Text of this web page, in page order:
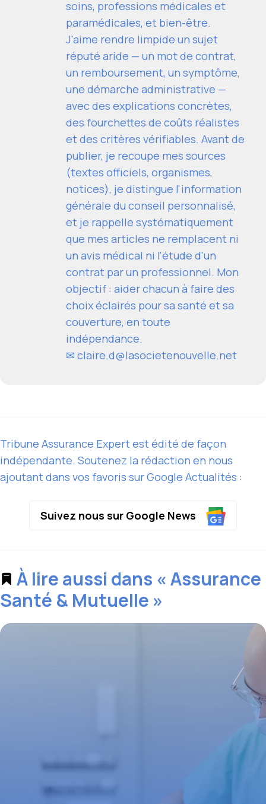
soins, professions médicales et
paramédicales, et bien-être.
J'aime rendre limpide un sujet
réputé aride — un mot de contrat,
un remboursement, un symptôme,
une démarche administrative —
avec des explications concrètes,
des fourchettes de coûts réalistes
et des critères vérifiables. Avant de
publier, je recoupe mes sources
(textes officiels, organismes,
notices), je distingue l'information
générale du conseil personnalisé,
et je rappelle systématiquement
que mes articles ne remplacent ni
un avis médical ni l'étude d'un
contrat par un professionnel. Mon
objectif : aider chacun à faire des
choix éclairés pour sa santé et sa
couverture, en toute
indépendance.
✉ claire.d@lasocietenouvelle.net
Tribune Assurance Expert est édité de façon
indépendante. Soutenez la rédaction en nous
ajoutant dans vos favoris sur Google Actualités :
Suivez nous sur Google News
À lire aussi dans « Assurance
Santé & Mutuelle »